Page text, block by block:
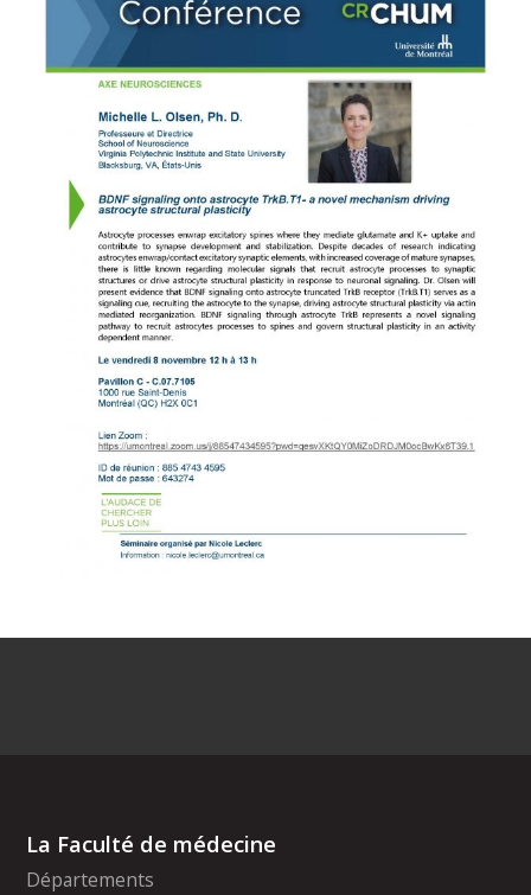
La Faculté de médecine
Départements